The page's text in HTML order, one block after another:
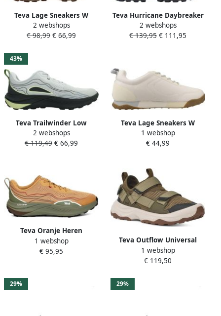
Teva Lage Sneakers W
Trailwinder L
2 webshops
€ 98,99 € 66,99
Teva Hurricane Daybreaker
heren sneaker Bruin
2 webshops
€ 139,95 € 111,95
43%
Teva Trailwinder Low
Wandelschoenen Grijs Man
2 webshops
€ 119,49 € 66,99
Teva Lage Sneakers W
Wyldland
1 webshop
€ 44,99
Teva Oranje Heren
Wandelsneaker Orange
Heren
1 webshop
€ 95,95
Teva Outflow Universal
Sneakers Dark Olive Heren
1 webshop
€ 119,50
29% 29%